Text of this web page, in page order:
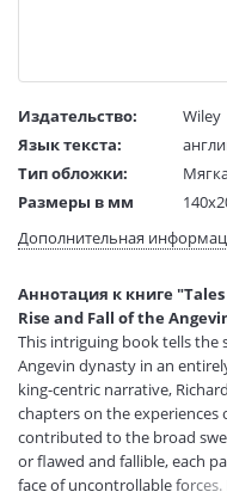
Издательство:
Wiley
Язык текста:
Тип обложки:
Размеры в мм
Вес:
1 гр.
Код товара:
Артикул:
ISBN:
В продаже с:
Дополнительная
Аннотация к книге
Rise and Fall of the
This intriguing book tells the
Angevin dynasty in an
king-centric narrative,
chapters on the
contributed to the broad
or flawed and fallible, each
face of uncontrollable forces.